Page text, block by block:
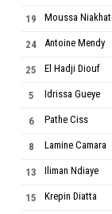
19 Moussa
24 Antoine Mendy
25 El Hadji Diouf
5 Idrissa Gueye
6 Pathe Ciss
8 Lamine Camara
13 Iliman Ndiaye
15 Krepin Diatta